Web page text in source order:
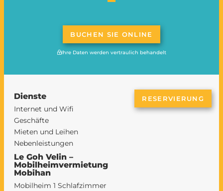
BUCHEN SIE ONLINE
Ihre Daten werden vertraulich behandelt
Dienste
Internet und Wifi
Geschäfte
Mieten und Leihen
Nebenleistungen
Le Goh Velin –
Mobilheimvermietung
Mobihan
Mobilheim 1 Schlafzimmer
RESERVIERUNG